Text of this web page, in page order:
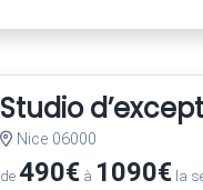
Studio
Nice 06000
de490€à 1090€la